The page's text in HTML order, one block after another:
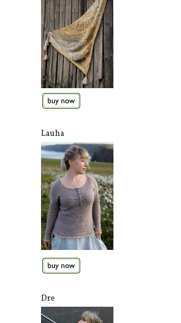
Lauha
Dre